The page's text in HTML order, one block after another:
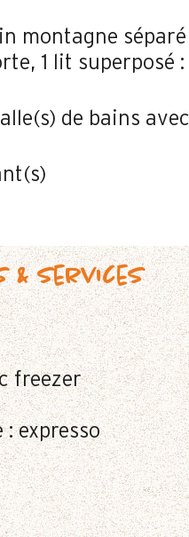
montagne séparé
1 lit superposé :
de bains avec
& services
freezer
: expresso